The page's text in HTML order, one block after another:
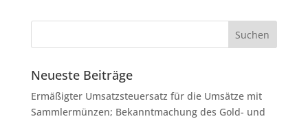
Neueste Beiträge
Ermäßigter Umsatzsteuersatz für die Umsätze mit
Sammlermünzen; Bekanntmachung des Gold- und